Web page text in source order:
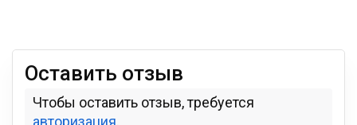
Оставить отзыв
Чтобы оставить отзыв, требуется
авторизация.